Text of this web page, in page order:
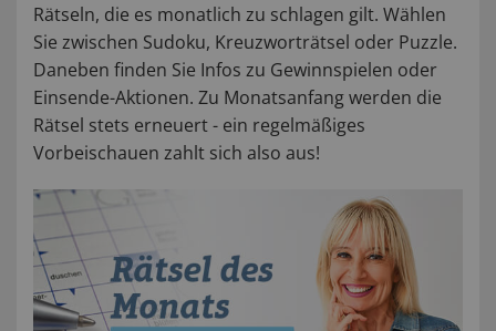
Rätseln, die es monatlich zu schlagen gilt. Wählen
Sie zwischen Sudoku, Kreuzworträtsel oder Puzzle.
Daneben finden Sie Infos zu Gewinnspielen oder
Einsende-Aktionen. Zu Monatsanfang werden die
Rätsel stets erneuert - ein regelmäßiges
Vorbeischauen zahlt sich also aus!